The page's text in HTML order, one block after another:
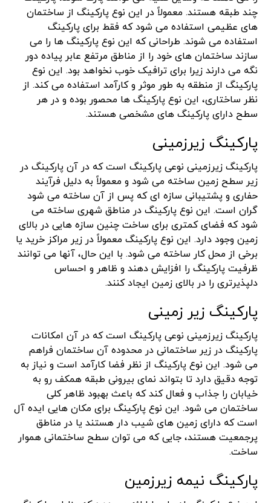
چند طبقه هستند. معمولاً در این نوع پارکینگ از ساختمان
های عظیمی استفاده می شود که فقط برای پارکینگ
استفاده می شوند. طراحانی که این نوع پارکینگ ها را می
سازند ساختمان های خود را از مناطق مرتفع عابر پیاده دور
نگه می دارند زیرا برای ترافیک خوب نخواهد بود. این نوع
پارکینگ از منطقه به طور موثر و کارآمد استفاده می کند. از
نظر ساختاری، این نوع پارکینگ ها محصور بوده و در هر
سطح دارای پارکینگ های مشخصی هستند.
پارکینگ زیرزمینی
پارکینگ زیرزمینی نوعی پارکینگ است که در آن پارکینگ در
زیر سطح زمین ساخته می شود و معمولاً به دلیل فرآیند
حفاری و پشتیبانی سازه ای که پس از آن ساخته می شود
گران است. این نوع پارکینگ در مناطق شهری ساخته می
شود که فضای کمتری برای ساخت چنین سازه هایی در بالای
زمین وجود دارد. این نوع پارکینگ معمولاً در زیر مراکز خرید یا
برخی از محل کار ساخته می شود. با این حال، آنها می توانند
ظرفیت پارکینگ را افزایش دهند و ظاهر و احساس
دلپذیرتری را در بالای زمین ایجاد کنند.
پارکینگ زیر زمینی
پارکینگ زیرزمینی نوعی پارکینگ است که در آن امکانات
پارکینگ در زیر ساختمانی در محدوده آن ساختمان فراهم
می شود. این نوع پارکینگ از نظر فضا کارآمد است و نیاز به
توجه دقیق دارد تا بتواند نمای بیرونی طبقه همکف رو به
خیابان را جذاب و فعال کند که باعث بهبود ظاهر کلی
ساختمان می شود. این نوع پارکینگ برای مکان هایی ایده آل
است که دارای زمین های شیب دار هستند یا در مناطق
پرجمعیت هستند، جایی که می توان سطح ساختمانی هموار
ساخت.
پارکینگ نیمه زیرزمین